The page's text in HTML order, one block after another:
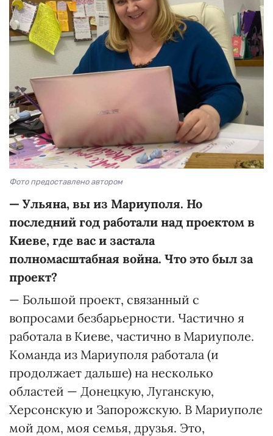
Фото предоставлено автором
— Ульяна, вы из Мариуполя. Но
последний год работали над проектом в
Киеве, где вас и застала
полномасштабная война. Что это был за
проект?
— Большой проект, связанный с
вопросами безбарьерности. Частично я
работала в Киеве, частично в Мариуполе.
Команда из Мариуполя работала (и
продолжает дальше) на несколько
областей — Донецкую, Луганскую,
Херсонскую и Запорожскую. В Мариуполе
мой дом, моя семья, друзья. Это,